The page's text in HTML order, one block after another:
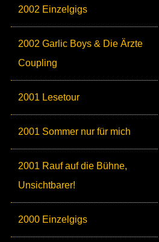
2002 Einzelgigs
2002 Garlic Boys & Die Ärzte
Coupling
2001 Lesetour
2001 Sommer nur für mich
2001 Rauf auf die Bühne,
Unsichtbarer!
2000 Einzelgigs